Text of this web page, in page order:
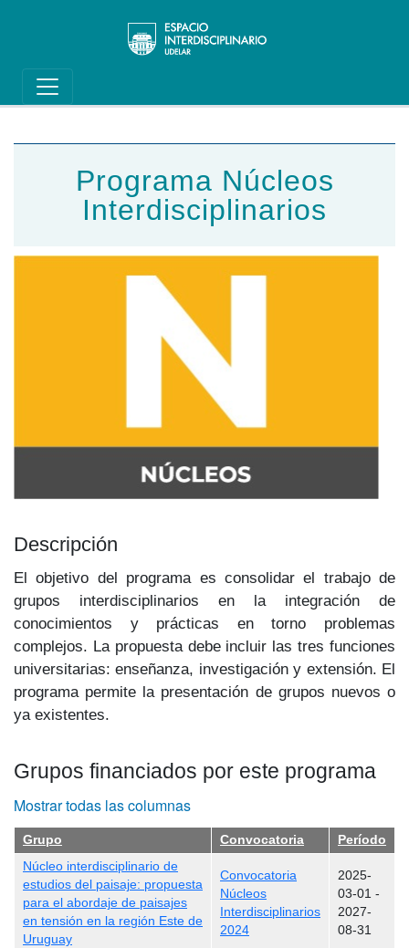
Main navigation
Programa Núcleos
Interdisciplinarios
Descripción
El objetivo del programa es consolidar el trabajo de
grupos interdisciplinarios en la integración de
conocimientos y prácticas en torno problemas
complejos. La propuesta debe incluir las tres funciones
universitarias: enseñanza, investigación y extensión. El
programa permite la presentación de grupos nue­vos o
ya existentes.
Grupos financiados por este programa
Mostrar todas las columnas
Grupo Convocatoria
Período
Núcleo interdisciplinario de
estudios del paisaje: propuesta
para el abordaje de paisajes
en tensión en la región Este de
Uruguay
Convocatoria
Núcleos
Interdisciplinarios
2024
2025-
03-01 -
2027-
08-31